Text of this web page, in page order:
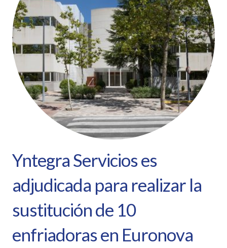
Yntegra Servicios es
adjudicada para realizar la
sustitución de 10
enfriadoras en Euronova